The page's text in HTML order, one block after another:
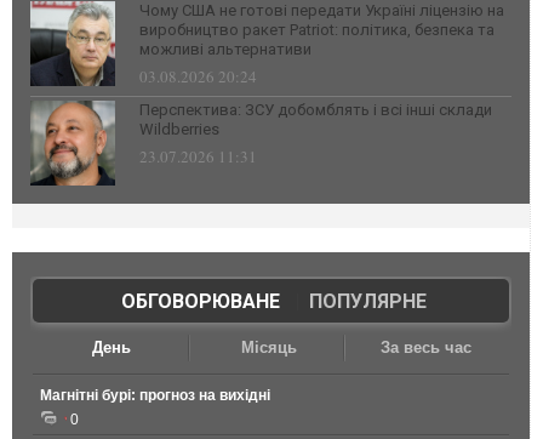
Чому США не готові передати Україні ліцензію на
виробництво ракет Patriot: політика, безпека та
можливі альтернативи
03.08.2026 20:24
Перспектива: ЗСУ добомблять і всі інші склади
Wildberries
23.07.2026 11:31
ОБГОВОРЮВАНЕ| ПОПУЛЯРНЕ
День Місяць За весь час
Магнітні бурі: прогноз на вихідні
0